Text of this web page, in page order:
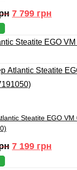
Первоначальная
цена
8
499
7 799 грн
цена:
799
грн.
Steatite EGO
Первоначальная
цена
7 199 грн
цена: